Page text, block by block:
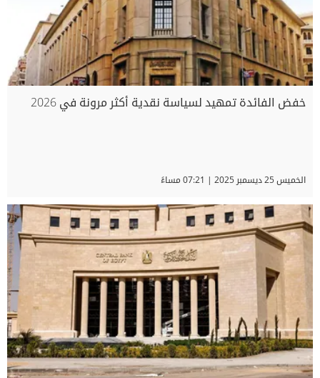
خفض الفائدة تمهيد لسياسة نقدية أكثر مرونة في 2026
الخميس 25 ديسمبر 2025 | 07:21 مساءً